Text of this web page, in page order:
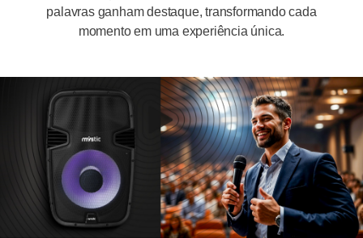
palavras ganham destaque, transformando cada
momento em uma experiência única.